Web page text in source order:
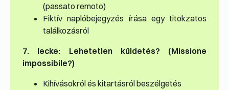
(passato remoto)
Fiktív naplóbejegyzés írása egy titokzatos
találkozásról
7. lecke: Lehetetlen küldetés? (Missione
impossibile?)
Kihívásokról és kitartásról beszélgetés